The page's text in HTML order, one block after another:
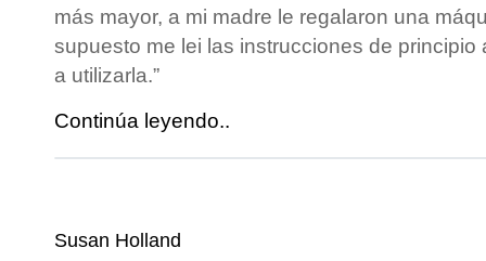
más mayor, a mi madre le regalaron una
supuesto me lei las instrucciones de principio
a utilizarla.”
Continúa leyendo..
Susan Holland